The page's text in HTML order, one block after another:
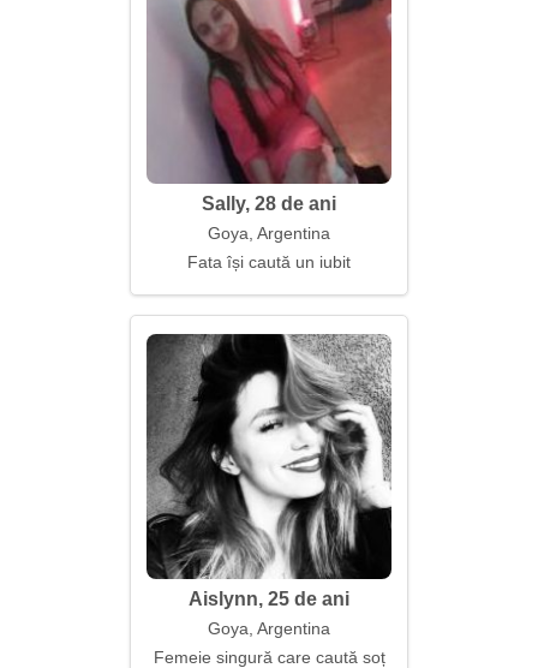
Sally, 28 de ani
Goya, Argentina
Fata își caută un iubit
Aislynn, 25 de ani
Goya, Argentina
Femeie singură care caută soț